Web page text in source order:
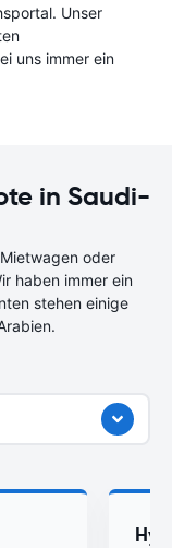
Unser
uns immer ein
in Saudi-
oder
haben immer ein
stehen einige